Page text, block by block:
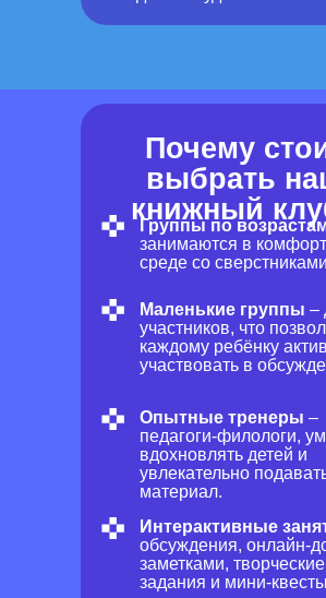
Почему
выбрать
книжный
Группы по
занимаются в
среде со сверстниками
Маленькие группы –
участников, что
каждому ребёнку
участвовать в
Опытные тренеры –
педагоги-филологи,
вдохновлять детей и
увлекательно
материал.
Интерактивные
обсуждения, онлайн-
заметками, творческие
задания и мини-